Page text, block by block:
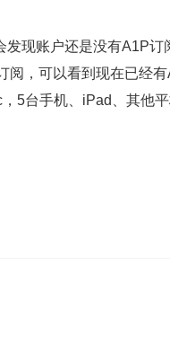
现账户还是没有A1P订
阅，可以看到现在已经
5台手机、iPad、其他